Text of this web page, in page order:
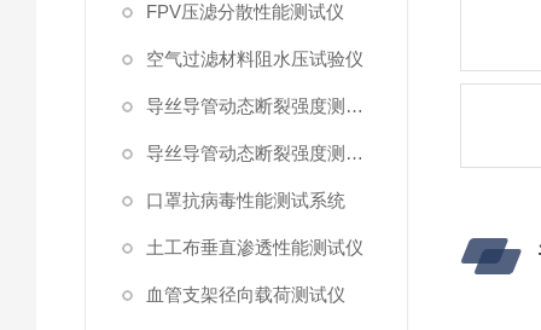
FPV压滤分散性能测试仪
空气过滤材料阻水压试验仪
导丝导管动态断裂强度测试仪 （峰值拉力）
导丝导管动态断裂强度测试仪
口罩抗病毒性能测试系统
土工布垂直渗透性能测试仪
血管支架径向载荷测试仪